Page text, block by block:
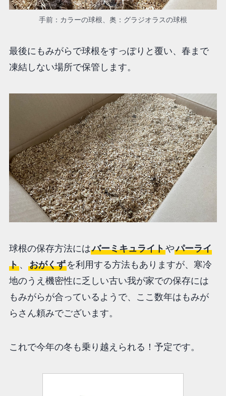
手前：カラーの球根、奥：グラジオラスの球根
最後にもみがらで球根をすっぽりと覆い、春まで
凍結しない場所で保管します。
球根の保存方法にはバーミキュライトやパーライ
ト、 おがくずを利用する方法もありますが、寒冷
地のうえ機密性に乏しい古い我が家での保存には
もみがらが合っているようで、ここ数年はもみが
らさん頼みでございます。
これで今年の冬も乗り越えられる！予定です。